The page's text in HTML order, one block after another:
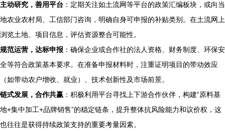
主动研究，善用平台 ：定期关注如土流网等平台的政策汇编板块，或向当
地农业农村局、工信部门咨询，明确自身可申报的补贴类别。在土流网上
浏览土地、项目信息，评估资源整合可能性。
规范运营，达标申报 ：确保企业或合作社的法人资格、财务制度、环保安
全等符合政策基本要求。在准备申报材料时，注重证明项目的带动效应
（如带动农户增收、就业）、技术创新性及市场前景。
链式发展，合作共赢 ：积极利用平台寻找上下游合作伙伴，构建“原料基
地+集中加工+品牌销售”的稳定链条，提升整体抗风险能力和议价权，这
也往往是获得持续政策支持的重要考量因素。